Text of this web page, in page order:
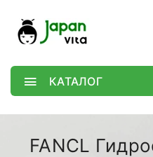
КАТАЛОГ
FANCL